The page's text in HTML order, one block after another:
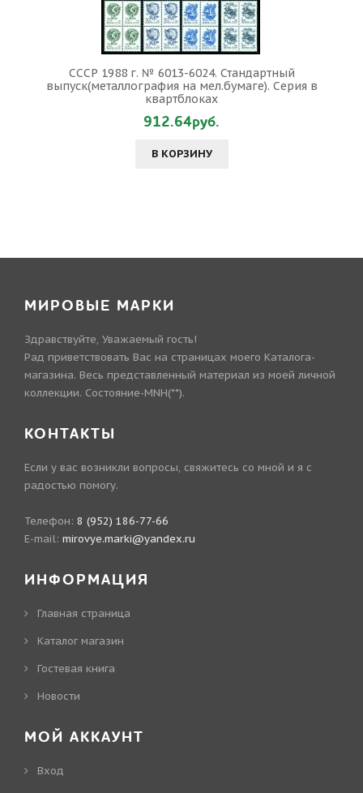
СССР 1988 г. № 6013-6024. Стандартный
выпуск(металлография на мел.бумаге). Серия в
квартблоках
912.64руб.
В КОРЗИНУ
МИРОВЫЕ МАРКИ
Здравствуйте, Уважаемый гость!
Рад приветствовать Вас на страницах моего Каталога-
магазина. Весь представленный материал из моей личной
коллекции. Состояние-MNH(**).
КОНТАКТЫ
Если у вас возникли вопросы, свяжитесь со мной и я с
радостью помогу.
Телефон: 8 (952) 186-77-66
E-mail: mirovye.marki@yandex.ru
ИНФОРМАЦИЯ
Главная страница
Каталог магазин
Гостевая книга
Новости
МОЙ АККАУНТ
Вход